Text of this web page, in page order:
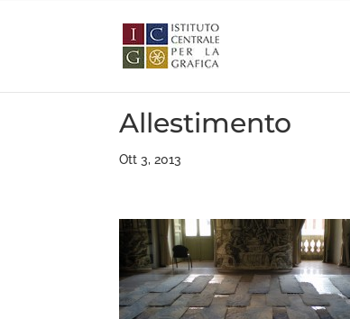
Allestimento
Ott 3, 2013